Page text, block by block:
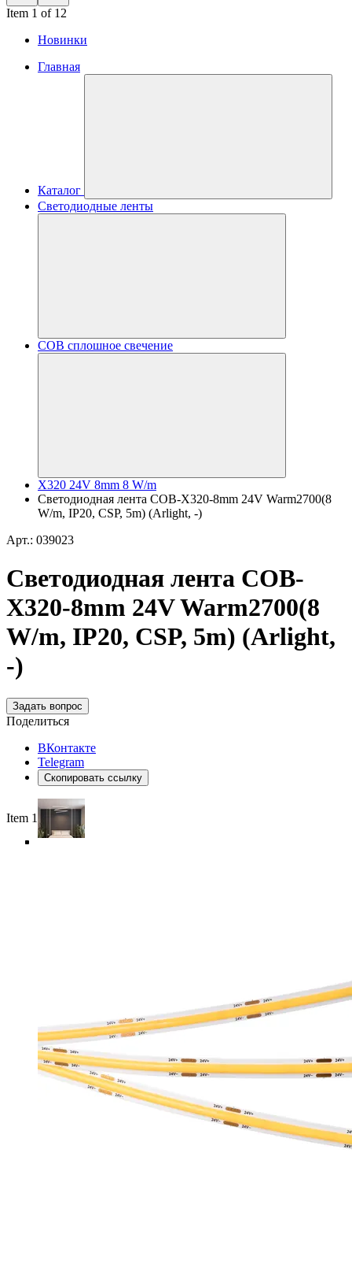
Item 1 of 12
Новинки
Главная
Каталог
Светодиодные ленты
COB сплошное свечение
X320 24V 8mm 8 W/m
Светодиодная лента COB-X320-8mm 24V Warm2700(8
W/m, IP20, CSP, 5m) (Arlight, -)
Арт.: 039023
Светодиодная лента COB-
X320-8mm 24V Warm2700(8
W/m, IP20, CSP, 5m) (Arlight,
-)
Задать вопрос
Поделиться
ВКонтакте
Telegram
Скопировать ссылку
Item 1 of 6